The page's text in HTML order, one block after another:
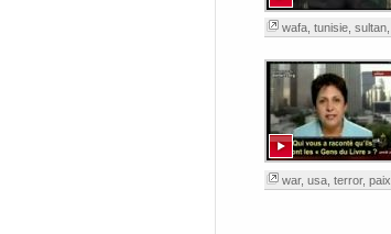
wafa, tunisie, sultan,
war, usa, terror, paix